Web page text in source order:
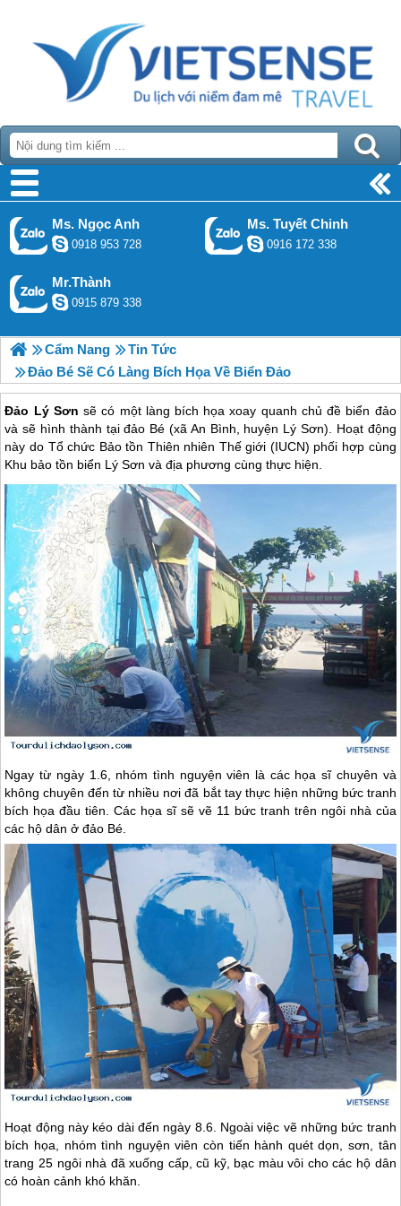
Ms. Ngọc Anh
0918 953 728
Ms. Tuyết Chinh
0916 172 338
Mr.Thành
0915 879 338
Cẩm Nang
Tin Tức
Đảo Bé Sẽ Có Làng Bích Họa Về Biển Đảo
Đảo Lý Sơn sẽ có một làng bích họa xoay quanh chủ đề biển đảo
và sẽ hình thành tại đảo Bé (xã An Bình, huyện Lý Sơn). Hoạt động
này do Tổ chức Bảo tồn Thiên nhiên Thế giới (IUCN) phối hợp cùng
Khu bảo tồn biển Lý Sơn và địa phương cùng thực hiện.
Ngay từ ngày 1.6, nhóm tình nguyện viên là các họa sĩ chuyên và
không chuyên đến từ nhiều nơi đã bắt tay thực hiện những bức tranh
bích họa đầu tiên. Các họa sĩ sẽ vẽ 11 bức tranh trên ngôi nhà của
các hộ dân ở đảo Bé.
Hoạt động này kéo dài đến ngày 8.6. Ngoài việc vẽ những bức tranh
bích họa, nhóm tình nguyện viên còn tiến hành quét dọn, sơn, tân
trang 25 ngôi nhà đã xuống cấp, cũ kỹ, bạc màu vôi cho các hộ dân
có hoàn cảnh khó khăn.